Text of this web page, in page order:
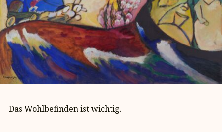
Das Wohlbefinden ist wichtig.